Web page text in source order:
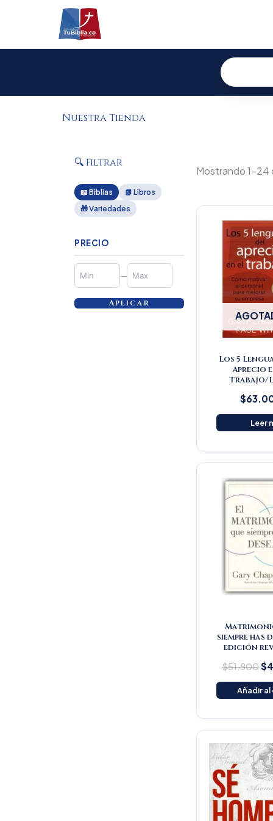
Nuestra Tienda
🔍 Filtrar
📖 Biblias
📗 Libros
🎁 Variedades
PRECIO
—
Aplicar
Mostrando 1–24
Los 5
Aprecio
Trabajo/
$
Leer
siempre has
edición
$51.800$
Añadir